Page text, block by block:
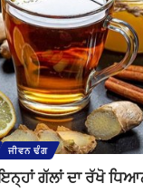
ਜੀਵਨ ਢੰਗ
ਗੱਲਾਂ ਦਾ ਰੱਖੋ